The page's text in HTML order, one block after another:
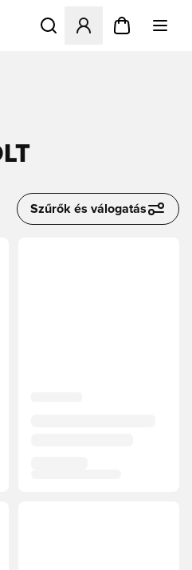
Megnyit egy modált a
Szűrők és válogatás